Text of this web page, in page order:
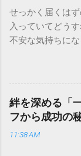
せっかく届くは
入っていてどう
不安な気持ちに
きできる？」と
通運は企業間物
向けの宅配サー
目的に合わせた
は、荷物の追跡
手順まで、初め
絆を深める「
フから成功の
11:38 AM